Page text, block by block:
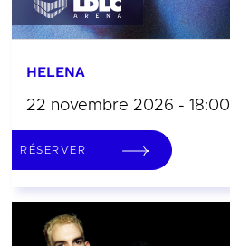
HELENA
22 novembre 2026 - 18:00
RÉSERVER